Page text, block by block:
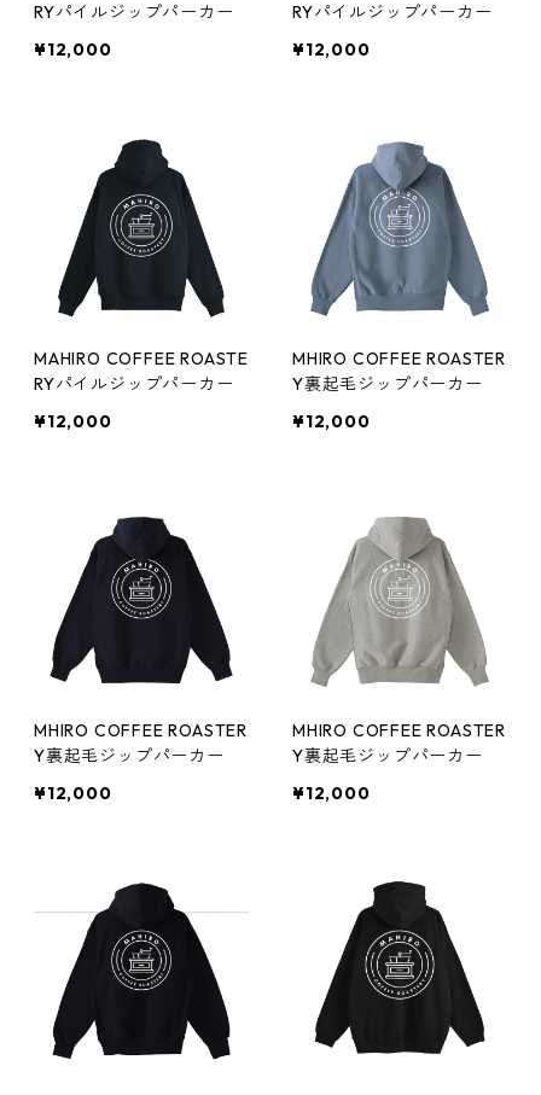
RYパイルジップパーカー
¥12,000
RYパイルジップパーカー
¥12,000
MAHIRO COFFEE ROASTE
RYパイルジップパーカー
¥12,000
MHIRO COFFEE ROASTER
Y裏起毛ジップパーカー
¥12,000
MHIRO COFFEE ROASTER
Y裏起毛ジップパーカー
¥12,000
MHIRO COFFEE ROASTER
Y裏起毛ジップパーカー
¥12,000